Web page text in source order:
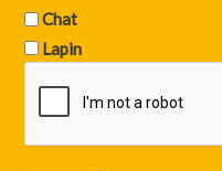
Chat
Lapin